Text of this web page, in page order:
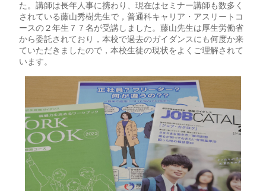
た。講師は長年人事に携わり、現在はセミナー講師も数多く
されている藤山秀樹先生で，普通科キャリア・アスリートコ
ースの２年生７７名が受講しました。藤山先生は厚生労働省
から委託されており，本校で過去のガイダンスにも何度か来
ていただきましたので，本校生徒の現状をよくご理解されて
います。